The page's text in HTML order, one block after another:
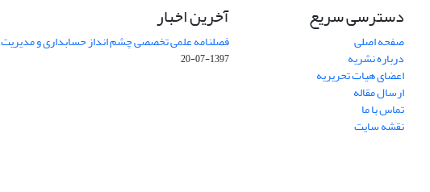
دسترسی سریع
صفحه اصلی
درباره نشریه
اعضای هیات تحریریه
ارسال مقاله
تماس با ما
نقشه سایت
آخرین اخبار
فصلنامه علمی تخصصی چشم انداز حسابداری و مدیریت
1397-07-20